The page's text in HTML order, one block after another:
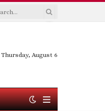
Thursday, August 6